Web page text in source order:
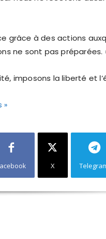
grâce à des actions
ne sont pas préparées.
imposons la liberté et
»
X